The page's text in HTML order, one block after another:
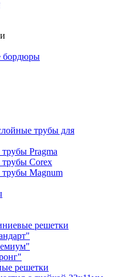
бордюры
трубы для
Pragma
Corex
Magnum
решетки
решетки